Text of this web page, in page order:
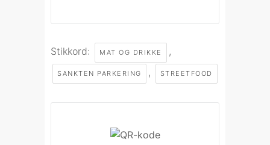
Stikkord: MAT OG DRIKKE ,
SANKTEN PARKERING , STREETFOOD